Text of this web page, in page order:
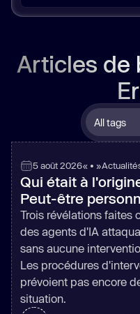
Articles de
5 août 2026« • »
Qui était à
Peut-être
Trois révélations faites
des agents d'IA
sans aucune
Les procédures
prévoient pas encore
situation.